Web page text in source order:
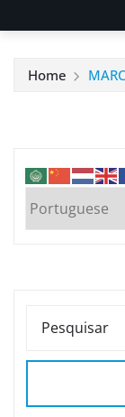
Home